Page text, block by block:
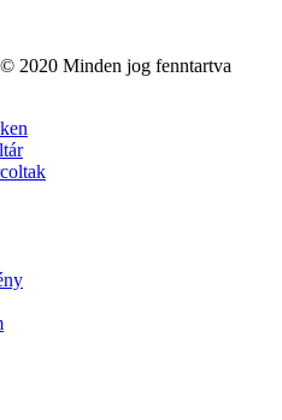
2020 Minden jog fenntartva